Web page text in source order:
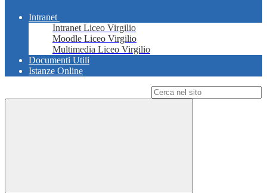
Intranet
Intranet Liceo Virgilio
Moodle Liceo Virgilio
Multimedia Liceo Virgilio
Documenti Utili
Istanze Online